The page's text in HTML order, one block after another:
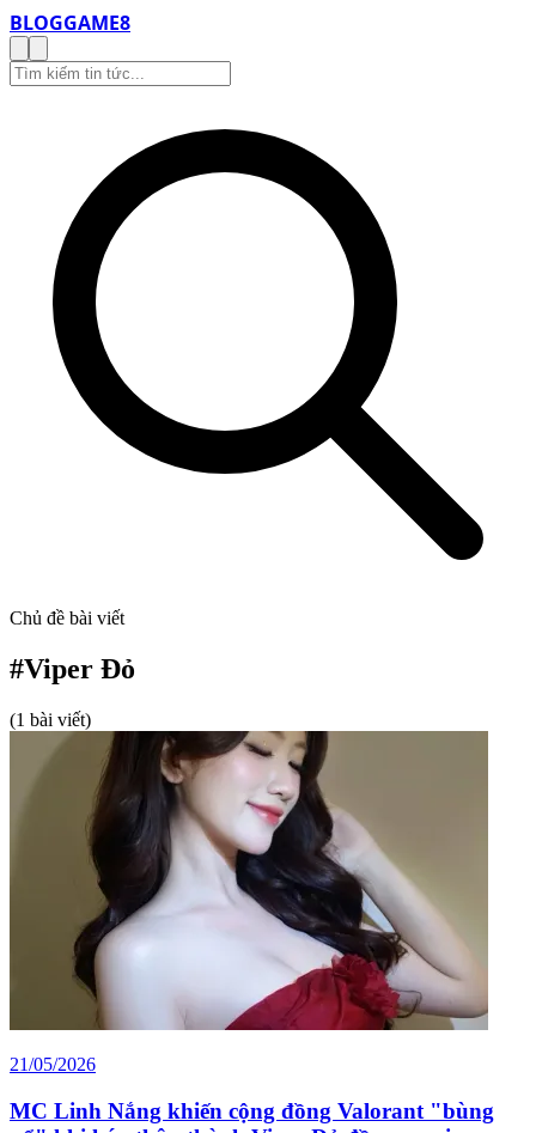
BLOGGAME8
Chủ đề bài viết
#Viper Đỏ
(1 bài viết)
21/05/2026
MC Linh Nắng khiến cộng đồng Valorant "bùng